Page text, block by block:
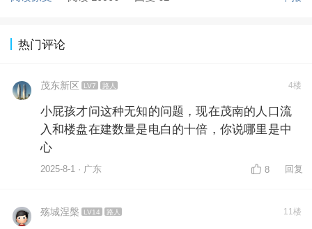
热门评论
茂东新区 LV7 路人 4楼
小屁孩才问这种无知的问题，现在茂南的人口流
入和楼盘在建数量是电白的十倍，你说哪里是中
心
2025-8-1 · 广东 8 回复
殇城涅槃 LV14 路人 11楼